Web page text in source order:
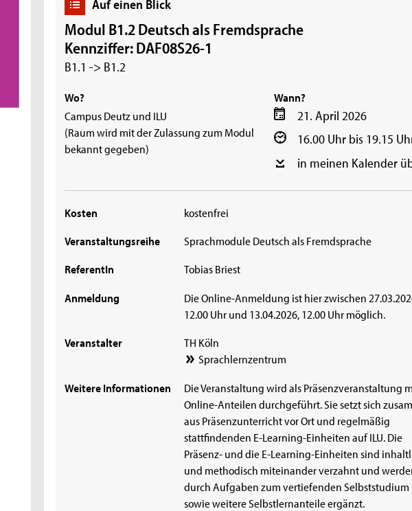
Auf einen Blick
Modul B1.2 Deutsch als Fremdsprache
Kennziffer: DAF08S26-1
B1.1 -> B1.2
Wann?
21. April 2026
16.00 Uhr bis 19.15
in meinen Kalender
Wo?
Campus Deutz und ILU
(Raum wird mit der Zulassung zum Modul
bekannt gegeben)
Kosten
kostenfrei
Veranstaltungsreihe
Sprachmodule Deutsch als Fremdsprache
ReferentIn
Tobias Briest
Anmeldung
Die Online-Anmeldung ist hier zwischen
12.00 Uhr und 13.04.2026, 12.00 Uhr möglich.
Veranstalter
TH Köln
Sprachlernzentrum
Weitere Informationen
Die Veranstaltung wird als Präsenzveranstaltung
Online-Anteilen durchgeführt. Sie setzt sich
aus Präsenzunterricht vor Ort und regelmäßig
stattfindenden E-Learning-Einheiten auf ILU. Die
Präsenz- und die E-Learning-Einheiten sind
und methodisch miteinander verzahnt und
durch Aufgaben zum vertiefenden Selbststudium
sowie weitere Selbstlernanteile ergänzt.